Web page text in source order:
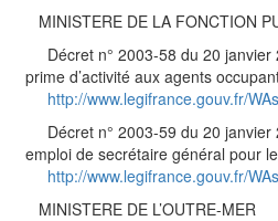
MINISTERE DE LA FONCTION
Décret n° 2003-58 du 20 janvier
prime d’activité aux agents
http://www.legifrance.gouv.fr/
Décret n° 2003-59 du 20 janvier
emploi de secrétaire général pour
http://www.legifrance.gouv.fr/
MINISTERE DE L’OUTRE-MER